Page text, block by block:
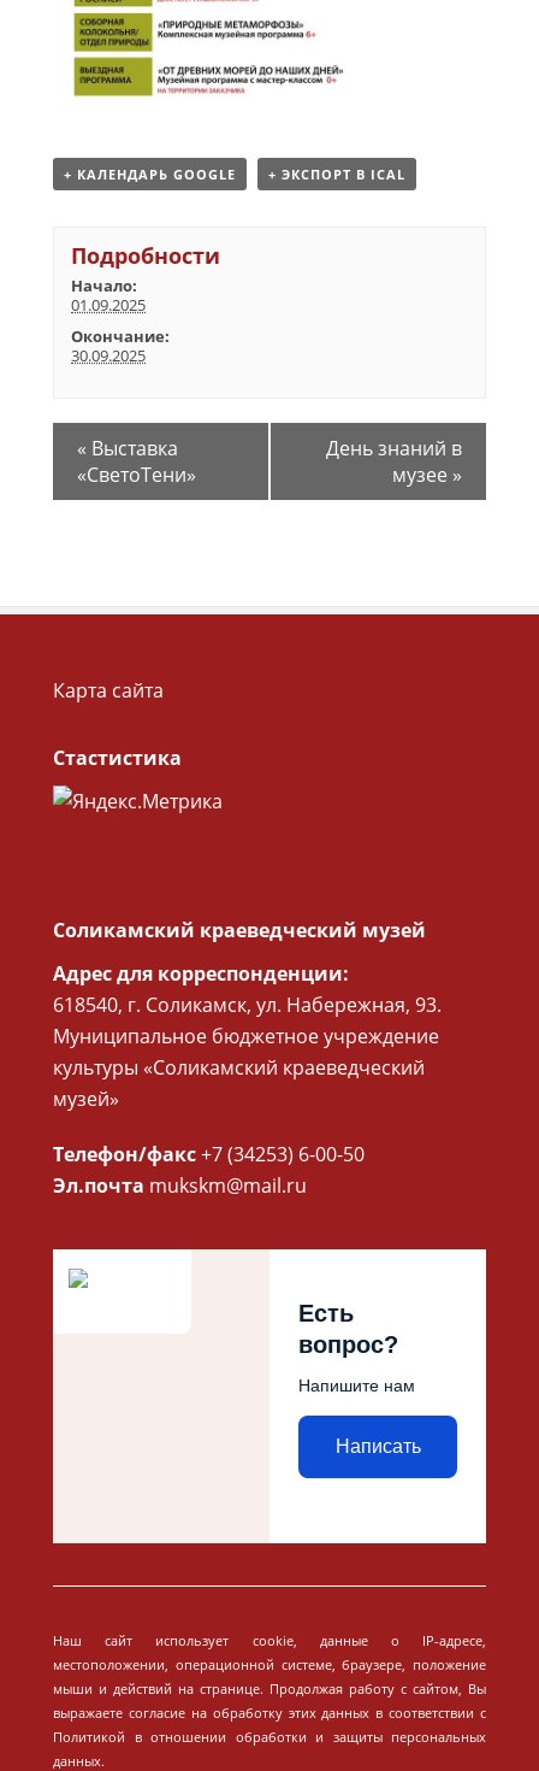
+ КАЛЕНДАРЬ GOOGLE + ЭКСПОРТ В ICAL
Подробности
Начало:
01.09.2025
Окончание:
30.09.2025
« Выставка
«СветоТени»
День знаний в
музее »
Карта сайта
Стастистика
Соликамский краеведческий музей
Адрес для корреспонденции:
618540, г. Соликамск, ул. Набережная, 93.
Муниципальное бюджетное учреждение
культуры «Соликамский краеведческий
музей»
Телефон/факс+7 (34253) 6-00-50
Эл.почта mukskm@mail.ru
Есть
вопрос?
Напишите нам
Написать
Наш сайт использует cookie, данные о IP-адресе,
местоположении, операционной системе, браузере, положение
мыши и действий на странице. Продолжая работу с сайтом, Вы
выражаете согласие на обработку этих данных в соответствии с
Политикой в отношении обработки и защиты персональных
данных.